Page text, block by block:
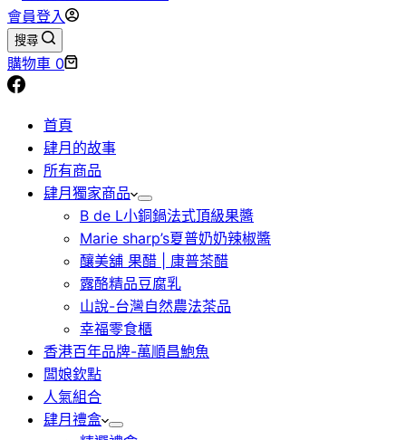
會員登入
搜尋
購物車 0
首頁
肆月的故事
所有商品
肆月獨家商品
B de L小銅鍋法式頂級果醬
Marie sharp’s夏普奶奶辣椒醬
釀美舖 果醋 | 康普茶醋
露酪精品豆腐乳
山說-台灣自然農法茶品
幸福零食櫃
香港百年品牌-萬順昌鮑魚
闆娘欽點
人氣組合
肆月禮盒